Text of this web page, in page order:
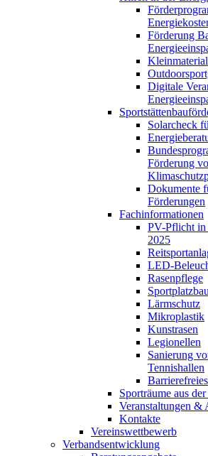
Förderung
Digitale
Solarcheck
Förderung
Dokumente
Förderungen
Fachinformationen
PV-Pflicht in
2025
LED-
Rasenpflege
Lärmschutz
Mikroplastik
Kunstrasen
Legionellen
Sanierung
Tennishallen
Sporträume aus
Veranstaltungen &
Kontakte
Vereinswettbewerb
Verbandsentwicklung